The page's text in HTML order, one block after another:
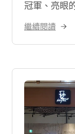
冠軍、亮眼
布全台的門
系統大幅節
繼續閱讀